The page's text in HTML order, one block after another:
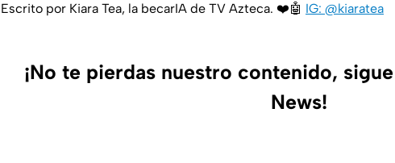
Escrito por Kiara Tea, la becarIA de TV Azteca. ❤️🤖 IG: @kiaratea
¡No te pierdas nuestro contenido,
News!